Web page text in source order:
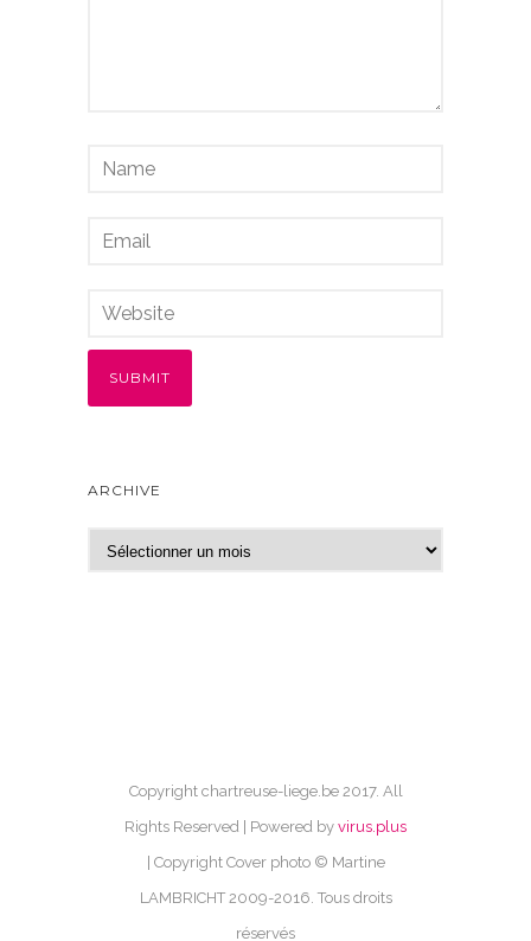
ARCHIVE
r
Copyright chartreuse-liege.be 2017. All
Rights Reserved | Powered by virus.plus
| Copyright Cover photo © Martine
LAMBRICHT 2009-2016. Tous droits
réservés